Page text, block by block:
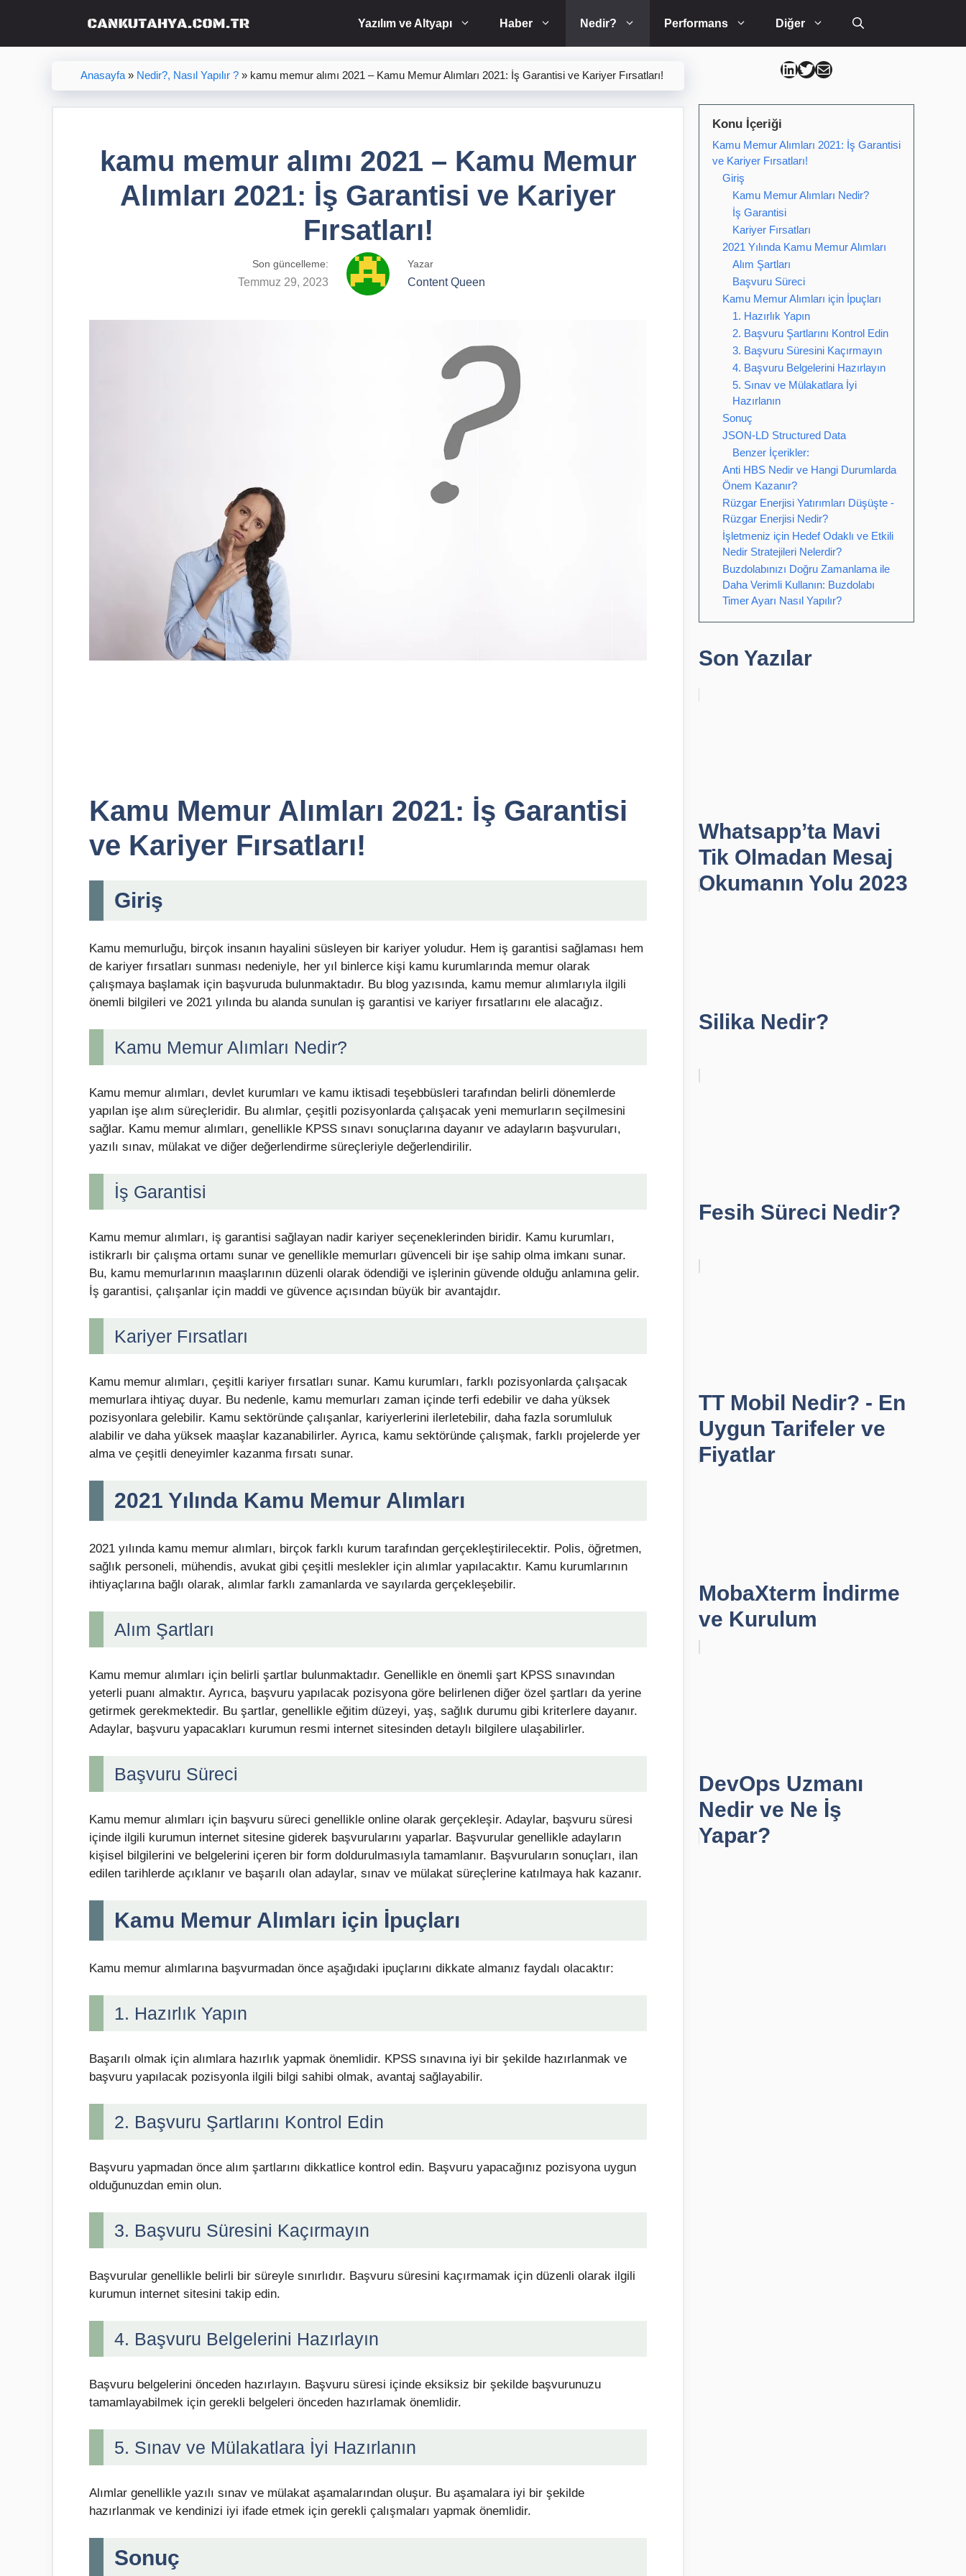
Yazılım ve Altyapı Haber Nedir? Performans Diğer
Anasayfa» Nedir?, Nasıl Yapılır ?» kamu memur alımı 2021 – Kamu Memur Alımları 2021: İş Garantisi ve Kariyer Fırsatları!
kamu memur alımı 2021 – Kamu Memur
Alımları 2021: İş Garantisi ve Kariyer
Fırsatları!
Son güncelleme:
Temmuz 29, 2023
Yazar
Content Queen
Kamu Memur Alımları 2021: İş Garantisi
ve Kariyer Fırsatları!
Giriş
Kamu memurluğu, birçok insanın hayalini süsleyen bir kariyer yoludur. Hem iş garantisi sağlaması hem
de kariyer fırsatları sunması nedeniyle, her yıl binlerce kişi kamu kurumlarında memur olarak
çalışmaya başlamak için başvuruda bulunmaktadır. Bu blog yazısında, kamu memur alımlarıyla ilgili
önemli bilgileri ve 2021 yılında bu alanda sunulan iş garantisi ve kariyer fırsatlarını ele alacağız.
Kamu Memur Alımları Nedir?
Kamu memur alımları, devlet kurumları ve kamu iktisadi teşebbüsleri tarafından belirli dönemlerde
yapılan işe alım süreçleridir. Bu alımlar, çeşitli pozisyonlarda çalışacak yeni memurların seçilmesini
sağlar. Kamu memur alımları, genellikle KPSS sınavı sonuçlarına dayanır ve adayların başvuruları,
yazılı sınav, mülakat ve diğer değerlendirme süreçleriyle değerlendirilir.
İş Garantisi
Kamu memur alımları, iş garantisi sağlayan nadir kariyer seçeneklerinden biridir. Kamu kurumları,
istikrarlı bir çalışma ortamı sunar ve genellikle memurları güvenceli bir işe sahip olma imkanı sunar.
Bu, kamu memurlarının maaşlarının düzenli olarak ödendiği ve işlerinin güvende olduğu anlamına gelir.
İş garantisi, çalışanlar için maddi ve güvence açısından büyük bir avantajdır.
Kariyer Fırsatları
Kamu memur alımları, çeşitli kariyer fırsatları sunar. Kamu kurumları, farklı pozisyonlarda çalışacak
memurlara ihtiyaç duyar. Bu nedenle, kamu memurları zaman içinde terfi edebilir ve daha yüksek
pozisyonlara gelebilir. Kamu sektöründe çalışanlar, kariyerlerini ilerletebilir, daha fazla sorumluluk
alabilir ve daha yüksek maaşlar kazanabilirler. Ayrıca, kamu sektöründe çalışmak, farklı projelerde yer
alma ve çeşitli deneyimler kazanma fırsatı sunar.
2021 Yılında Kamu Memur Alımları
2021 yılında kamu memur alımları, birçok farklı kurum tarafından gerçekleştirilecektir. Polis, öğretmen,
sağlık personeli, mühendis, avukat gibi çeşitli meslekler için alımlar yapılacaktır. Kamu kurumlarının
ihtiyaçlarına bağlı olarak, alımlar farklı zamanlarda ve sayılarda gerçekleşebilir.
Alım Şartları
Kamu memur alımları için belirli şartlar bulunmaktadır. Genellikle en önemli şart KPSS sınavından
yeterli puanı almaktır. Ayrıca, başvuru yapılacak pozisyona göre belirlenen diğer özel şartları da yerine
getirmek gerekmektedir. Bu şartlar, genellikle eğitim düzeyi, yaş, sağlık durumu gibi kriterlere dayanır.
Adaylar, başvuru yapacakları kurumun resmi internet sitesinden detaylı bilgilere ulaşabilirler.
Başvuru Süreci
Kamu memur alımları için başvuru süreci genellikle online olarak gerçekleşir. Adaylar, başvuru süresi
içinde ilgili kurumun internet sitesine giderek başvurularını yaparlar. Başvurular genellikle adayların
kişisel bilgilerini ve belgelerini içeren bir form doldurulmasıyla tamamlanır. Başvuruların sonuçları, ilan
edilen tarihlerde açıklanır ve başarılı olan adaylar, sınav ve mülakat süreçlerine katılmaya hak kazanır.
Kamu Memur Alımları için İpuçları
Kamu memur alımlarına başvurmadan önce aşağıdaki ipuçlarını dikkate almanız faydalı olacaktır:
1. Hazırlık Yapın
Başarılı olmak için alımlara hazırlık yapmak önemlidir. KPSS sınavına iyi bir şekilde hazırlanmak ve
başvuru yapılacak pozisyonla ilgili bilgi sahibi olmak, avantaj sağlayabilir.
2. Başvuru Şartlarını Kontrol Edin
Başvuru yapmadan önce alım şartlarını dikkatlice kontrol edin. Başvuru yapacağınız pozisyona uygun
olduğunuzdan emin olun.
3. Başvuru Süresini Kaçırmayın
Başvurular genellikle belirli bir süreyle sınırlıdır. Başvuru süresini kaçırmamak için düzenli olarak ilgili
kurumun internet sitesini takip edin.
4. Başvuru Belgelerini Hazırlayın
Başvuru belgelerini önceden hazırlayın. Başvuru süresi içinde eksiksiz bir şekilde başvurunuzu
tamamlayabilmek için gerekli belgeleri önceden hazırlamak önemlidir.
5. Sınav ve Mülakatlara İyi Hazırlanın
Alımlar genellikle yazılı sınav ve mülakat aşamalarından oluşur. Bu aşamalara iyi bir şekilde
hazırlanmak ve kendinizi iyi ifade etmek için gerekli çalışmaları yapmak önemlidir.
Sonuç
Can Kütahya Linkedin
Can Kütahya Twitter
Can Kütahya Mail
Konu İçeriği
Kamu Memur Alımları 2021: İş Garantisi
ve Kariyer Fırsatları!
Giriş
Kamu Memur Alımları Nedir?
İş Garantisi
Kariyer Fırsatları
2021 Yılında Kamu Memur Alımları
Alım Şartları
Başvuru Süreci
Kamu Memur Alımları için İpuçları
1. Hazırlık Yapın
2. Başvuru Şartlarını Kontrol Edin
3. Başvuru Süresini Kaçırmayın
4. Başvuru Belgelerini Hazırlayın
5. Sınav ve Mülakatlara İyi
Hazırlanın
Sonuç
JSON-LD Structured Data
Benzer İçerikler:
Anti HBS Nedir ve Hangi Durumlarda
Önem Kazanır?
Rüzgar Enerjisi Yatırımları Düşüşte -
Rüzgar Enerjisi Nedir?
İşletmeniz için Hedef Odaklı ve Etkili
Nedir Stratejileri Nelerdir?
Buzdolabınızı Doğru Zamanlama ile
Daha Verimli Kullanın: Buzdolabı
Timer Ayarı Nasıl Yapılır?
Son Yazılar
Whatsapp’ta Mavi
Tik Olmadan Mesaj
Okumanın Yolu 2023
Silika Nedir?
Fesih Süreci Nedir?
TT Mobil Nedir? - En
Uygun Tarifeler ve
Fiyatlar
MobaXterm İndirme
ve Kurulum
DevOps Uzmanı
Nedir ve Ne İş
Yapar?